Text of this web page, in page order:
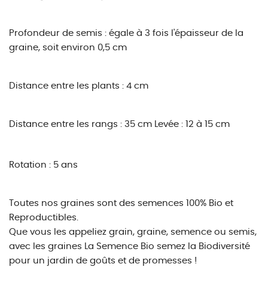
Profondeur de semis : égale à 3 fois l'épaisseur de la
graine, soit environ 0,5 cm
Distance entre les plants : 4 cm
Distance entre les rangs : 35 cm Levée : 12 à 15 cm
Rotation : 5 ans
Toutes nos graines sont des semences 100% Bio et
Reproductibles.
Que vous les appeliez grain, graine, semence ou semis,
avec les graines La Semence Bio semez la Biodiversité
pour un jardin de goûts et de promesses !